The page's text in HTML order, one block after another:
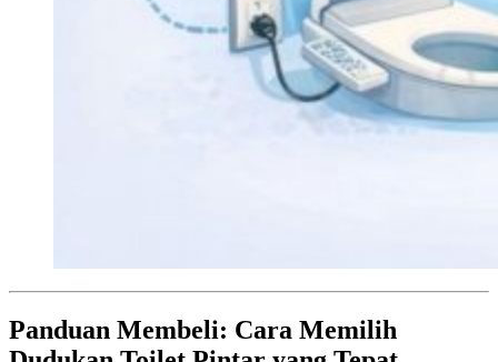
Panduan Membeli: Cara Memilih